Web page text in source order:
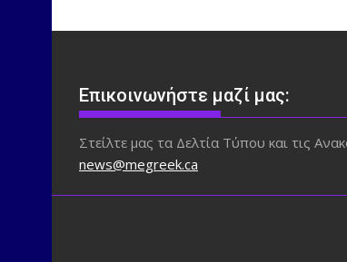
Επικοινωνήστε μαζί μας:
Στείλτε μας τα Δελτία Τύπου και τις
news@megreek.ca